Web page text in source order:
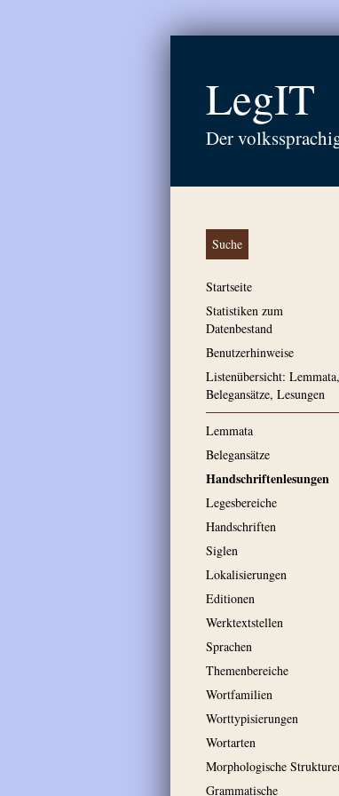
LegIT
Der
Suche
Startseite
Statistiken zum
Datenbestand
Benutzerhinweise
Listenübersicht: Lemmata,
Belegansätze, Lesungen
Lemmata
Belegansätze
Handschriftenlesungen
Legesbereiche
Handschriften
Siglen
Lokalisierungen
Editionen
Werktextstellen
Sprachen
Themenbereiche
Wortfamilien
Worttypisierungen
Wortarten
Morphologische
Grammatische